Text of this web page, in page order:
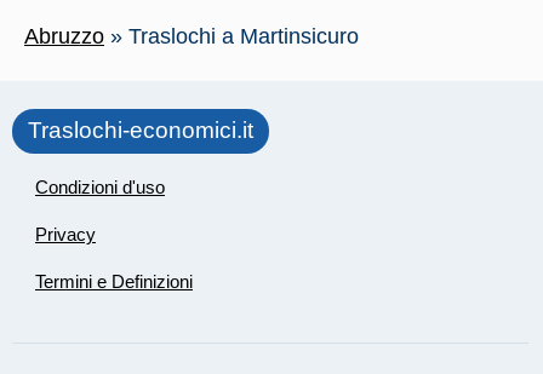
Abruzzo » Traslochi a Martinsicuro
Traslochi-economici.it
Condizioni d'uso
Privacy
Termini e Definizioni